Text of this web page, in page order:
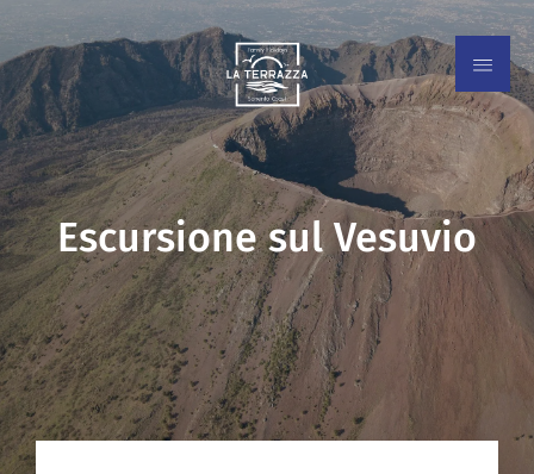
Escursione sul Vesuvio